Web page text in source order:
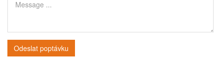
Odeslat poptávku